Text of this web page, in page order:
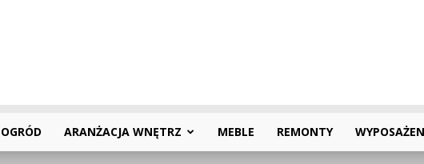
OGRÓD ARANŻACJA WNĘTRZ MEBLE REMONTY